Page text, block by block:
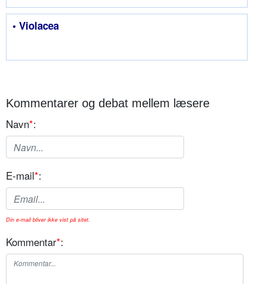
• Violacea
Kommentarer og debat mellem læsere
Navn*:
E-mail*:
Din e-mail bliver ikke vist på sitet.
Kommentar*: